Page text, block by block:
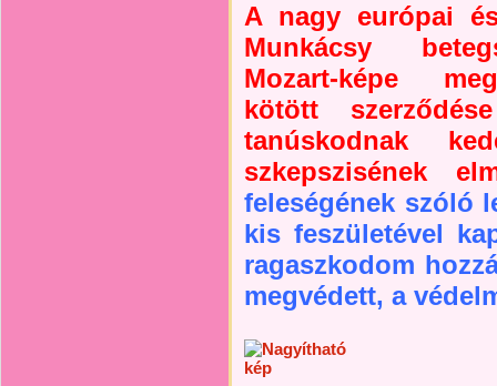
A nagy európai
Munkácsy
Mozart-képe
kötött
tanúskodnak
szkepszisének
feleségének szóló
kis feszületével
ragaszkodom
megvédett, a